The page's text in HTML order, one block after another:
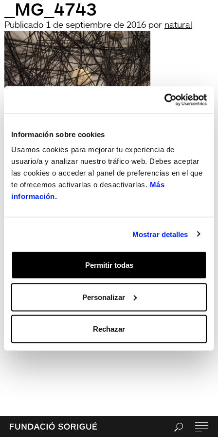
Información sobre cookies
Usamos cookies para mejorar tu experiencia de
usuario/a y analizar nuestro tráfico web. Debes aceptar
las cookies o acceder al panel de preferencias en el que
te ofrecemos activarlas o desactivarlas. Más
información.
Mostrar detalles
Permitir todas
Personalizar
Rechazar
_MG_4743
Publicado 1 de septiembre de 2016 por natural
archivadas en:
Búsqueda
Buscar
por:
Search
Recent Posts
Hola, món!
Sin categorizar
Acceder
Feed de comentarios